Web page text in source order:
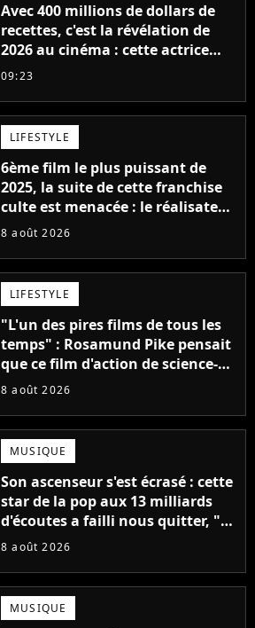
Avec 400 millions de dollars de
recettes, c'est la révélation de
2026 au cinéma : cette actrice
adorée prête à remplacer
09:23
LIFESTYLE
6ème film le plus puissant de
2025, la suite de cette franchise
culte est menacée : le réalisateur
claque la porte pour "différends
8 août 2026
LIFESTYLE
"L'un des pires films de tous les
temps" : Rosamund Pike pensait
que ce film d'action de science-
fiction avec Dwayne Johnson
8 août 2026
MUSIQUE
Son ascenseur s'est écrasé : cette
star de la pop aux 13 milliards
d'écoutes a failli nous quitter, "Je
pensais ne plus jamais chanter"
8 août 2026
MUSIQUE